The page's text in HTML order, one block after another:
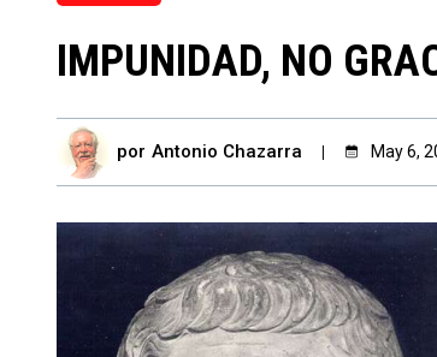
IMPUNIDAD, NO
por Antonio Chazarra May 6,